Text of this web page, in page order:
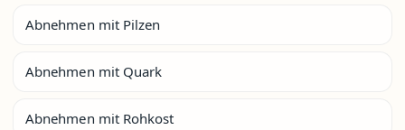
Abnehmen mit Pilzen
Abnehmen mit Quark
Abnehmen mit Rohkost